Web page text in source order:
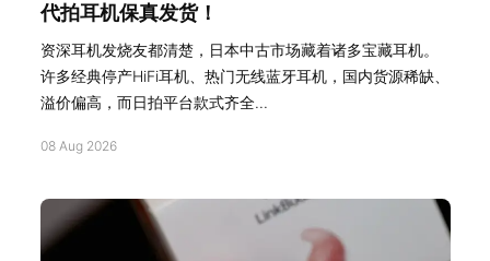
代拍耳机保真发货！
资深耳机发烧友都清楚，日本中古市场藏着诸多宝藏耳机。
许多经典停产HiFi耳机、热门无线蓝牙耳机，国内货源稀缺、
溢价偏高，而日拍平台款式齐全...
08 Aug 2026